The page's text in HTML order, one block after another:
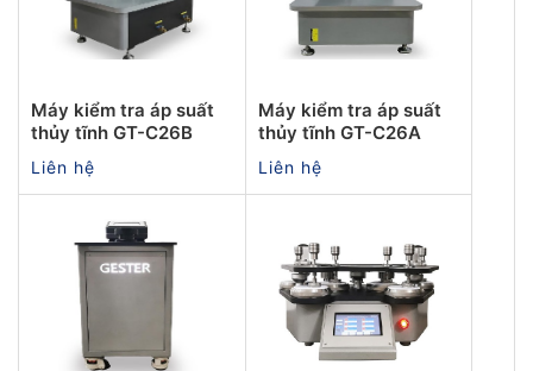
Máy kiểm tra áp suất
thủy tĩnh GT-C26B
Liên hệ
Máy kiểm tra áp suất
thủy tĩnh GT-C26A
Liên hệ